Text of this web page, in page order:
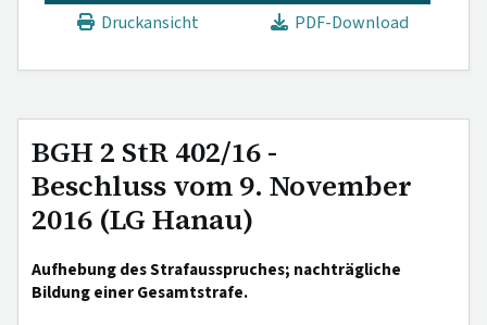
Druckansicht
PDF-Download
BGH 2 StR 402/16 -
Beschluss vom 9. November
2016 (LG Hanau)
Aufhebung des Strafausspruches; nachträgliche
Bildung einer Gesamtstrafe.